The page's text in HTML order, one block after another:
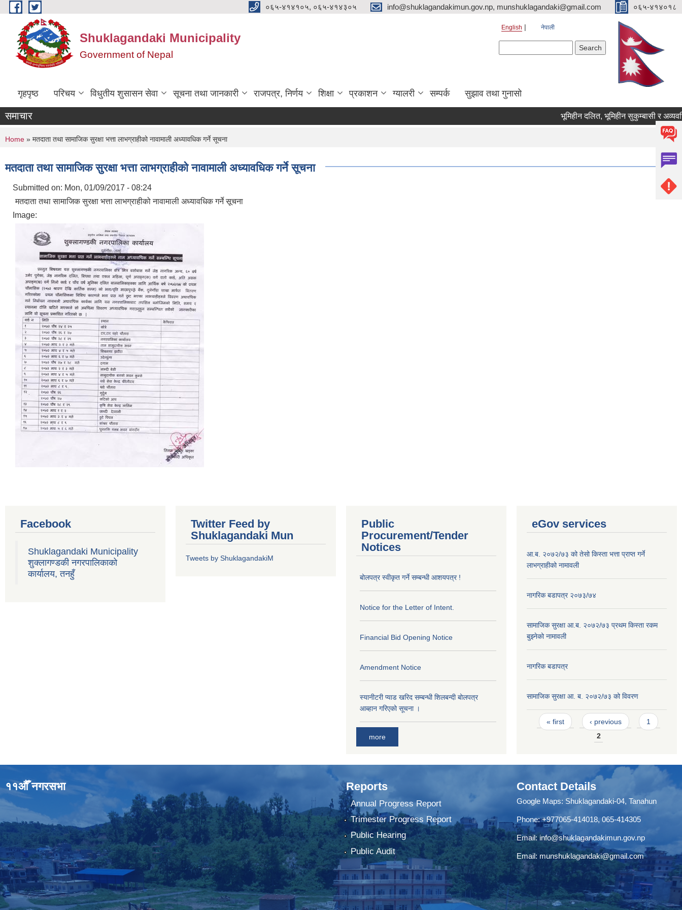
Skip to main content ०६५-४१४१०५, ०६५-४१४३०५ info@shuklagandakimun.gov.np, munshuklagandaki@gmail.com ०६५-४१४०१८
Shuklagandaki Municipality
Government of Nepal
English नेपाली
गृहपृष्ठ परिचय विधुतीय शुसासन सेवा सूचना तथा जानकारी राजपत्र, निर्णय शिक्षा प्रकाशन ग्यालरी सम्पर्क सुझाव तथा गुनासो
समाचार भूमिहीन दलित, भूमिहीन सुकुम्बासी र
You are here
Home » मतदाता तथा सामाजिक सुरक्षा भत्ता लाभग्राहीको नावामाली अध्यावधिक गर्ने सूचना
मतदाता तथा सामाजिक सुरक्षा भत्ता लाभग्राहीको नावामाली अध्यावधिक गर्ने सूचना
Submitted on: Mon, 01/09/2017 - 08:24
मतदाता तथा सामाजिक सुरक्षा भत्ता लाभग्राहीको नावामाली अध्यावधिक गर्ने सूचना
Image:
Facebook
Shuklagandaki Municipality
शुक्लागण्डकी नगरपालिकाको
कार्यालय, तनहुँ
Twitter Feed by
Shuklagandaki Mun
Tweets by ShuklagandakiM
Public
Procurement/Tender
Notices
बोलपत्र स्वीकृत गर्ने सम्बन्धी आशयपत्र !
Notice for the Letter of Intent.
Financial Bid Opening Notice
Amendment Notice
स्यानीटरी प्याड खरिद सम्बन्धी शिलबन्दी बोलपत्र
आब्हान गरिएको सूचना ।
more
eGov services
आ.ब. २०७२/७३ को तेसो किस्ता भत्ता प्राप्त गर्ने
लाभग्राहीको नामावली
नागरिक बडापत्र २०७३/७४
सामाजिक सुरक्षा आ.ब. २०७२/७३ प्रथम किस्ता रकम
बुझ्नेको नामावली
नागरिक बडापत्र
सामाजिक सुरक्षा आ. ब. २०७२/७३ को विवरण
Pages
« first ‹ previous
1
2
११औँ नगरसभा Reports
Annual Progress Report
Trimester Progress Report
Public Hearing
Public Audit
Contact Details
Google Maps: Shuklagandaki-04, Tanahun
Phone:+977065-414018, 065-414305
Email:info@shuklagandakimun.gov.np
Email: munshuklagandaki@gmail.com